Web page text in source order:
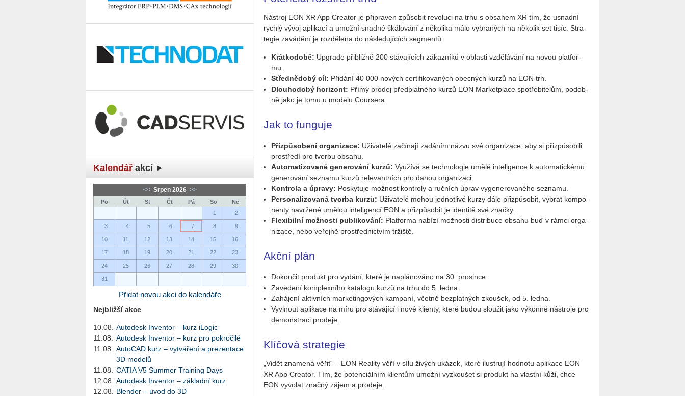
Kalendář akcí
<< Srpen 2026 >>
Po Út St Čt Pá So
Ne
1
2
3 4 5 6 7 8 9
10 11 12 13 14 15 16
17 18 19 20 21 22 23
24 25 26 27 28 29 30
31
Přidat novou akci do kalendáře
Nejbližší akce
10.08.
Autodesk Inventor – kurz iLogic
11.08.
Autodesk Inventor – kurz pro pokročilé
11.08.
AutoCAD kurz – vytváření a prezentace
3D modelů
11.08.
CATIA V5 Summer Training Days
12.08.
Autodesk Inventor – základní kurz
12.08.
Blender – úvod do 3D
Ná­stroj EON XR App Cre­a­tor je při­pra­ven způ­so­bit re­vo­lu­ci na trhu s ob­sa­hem XR tím, že usnad­ní
rych­lý vývoj apli­ka­cí a umož­ní snad­né šká­lo­vá­ní z ně­ko­li­ka málo vy­bra­ných na ně­ko­lik set tisíc. Stra­
te­gie za­vá­dě­ní je roz­dě­le­na do ná­sle­du­jí­cích seg­men­tů:
Krát­ko­do­bě: Up­gra­de při­bliž­ně 200 stá­va­jí­cích zá­kaz­ní­ků v ob­las­ti vzdě­lá­vá­ní na novou plat­for­
mu.
Střed­ně­do­bý cíl: Při­dá­ní 40 000 no­vých cer­ti­fi­ko­va­ných obec­ných kurzů na EON trh.
Dlou­ho­do­bý ho­ri­zont: Přímý pro­dej před­plat­né­ho kurzů EON Mar­ket­pla­ce spo­tře­bi­te­lům, po­dob­
ně jako je tomu u mo­de­lu Cour­se­ra.
Jak to funguje
Při­způ­so­be­ní or­ga­ni­za­ce: Uži­va­te­lé za­čí­na­jí za­dá­ním názvu své or­ga­ni­za­ce, aby si při­způ­so­bi­li
pro­stře­dí pro tvor­bu ob­sa­hu.
Au­to­ma­ti­zo­va­né ge­ne­ro­vá­ní kurzů: Vy­u­ží­vá se tech­no­lo­gie umělé in­te­li­gen­ce k au­to­ma­tic­ké­mu
ge­ne­ro­vá­ní se­zna­mu kurzů re­le­vant­ních pro danou or­ga­ni­za­ci.
Kon­t­ro­la a úpra­vy: Po­sky­tu­je mož­nost kon­t­ro­ly a ruč­ních úprav vy­ge­ne­ro­va­né­ho se­zna­mu.
Per­so­na­li­zo­va­ná tvor­ba kurzů: Uži­va­te­lé mohou jed­not­li­vé kurzy dále při­způ­so­bit, vy­brat kom­po­
nen­ty na­vr­že­né umě­lou in­te­li­gen­cí EON a při­způ­so­bit je iden­ti­tě své znač­ky.
Fle­xi­bil­ní mož­nos­ti pu­b­li­ko­vá­ní: Plat­for­ma na­bí­zí mož­nos­ti dis­tri­buce ob­sa­hu buď v rámci or­ga­
ni­za­ce, nebo ve­řej­ně pro­střed­nic­tvím tr­žiš­tě.
Akční plán
Do­kon­čit pro­dukt pro vy­dá­ní, které je na­plá­no­vá­no na 30. pro­sin­ce.
Za­ve­de­ní kom­plex­ní­ho ka­ta­lo­gu kurzů na trhu do 5. ledna.
Za­há­je­ní ak­tiv­ních mar­ke­tingo­vých kam­pa­ní, včet­ně bez­plat­ných zkou­šek, od 5. ledna.
Vy­vi­nout apli­ka­ce na míru pro stá­va­jí­cí i nové kli­en­ty, které budou slou­žit jako vý­kon­né ná­stro­je pro
de­mon­stra­ci pro­de­je.
Klíčová strategie
„Vidět zna­me­ná věřit“ – EON Re­a­li­ty věří v sílu ži­vých uká­zek, které ilu­stru­jí hod­no­tu apli­ka­ce EON
XR App Cre­a­tor. Tím, že po­ten­ci­ál­ním kli­en­tům umož­ní vy­zkou­šet si pro­dukt na vlast­ní kůži, chce
EON vy­vo­lat znač­ný zájem a pro­de­je.